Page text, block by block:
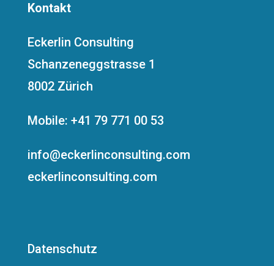
Kontakt
Eckerlin Consulting
Schanzeneggstrasse 1
8002 Zürich
Mobile: +41 79 771 00 53
info@eckerlinconsulting.com
eckerlinconsulting.com
Datenschutz